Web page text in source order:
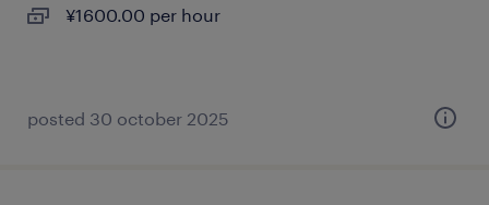
¥1600.00 per hour
posted 30 october 2025